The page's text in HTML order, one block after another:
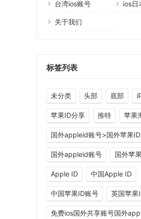
台湾ios账号 ios日
关于我们
标签列表
未分类 头部 底部
苹果ID分享 推特 苹果
国外appleid账号>国外苹果
国外appleid账号 国外苹
Apple ID 中国Apple ID
中国苹果ID账号 英国苹果
免费ios国外共享账号国外